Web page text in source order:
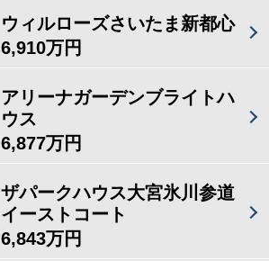
ウィルローズさいたま新都心
6,910万円
アリーナガーデンブライトハ
ウス
6,877万円
ザパークハウス大宮氷川参道
イーストコート
6,843万円